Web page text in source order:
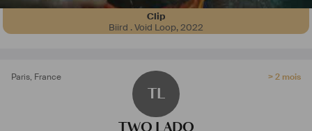
Clip
Biird . Void Loop,2022
Paris, France
TL
> 2 mois